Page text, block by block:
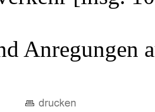
Anregungen